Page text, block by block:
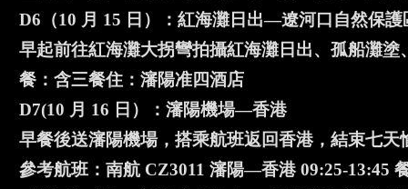
D6（10 月 15 日）：紅海灘日出—遼河口自然保
早起前往紅海灘大拐彎拍攝紅海灘日出、孤船灘
餐：含三餐住：瀋陽准四酒店
D7(10 月 16 日）：瀋陽機場—香港
早餐後送瀋陽機場，搭乘航班返回香港，結束七天
參考航班：南航 CZ3011 瀋陽—香港 09:25-13:45